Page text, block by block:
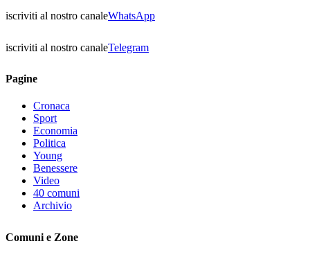
iscriviti al nostro canaleWhatsApp
iscriviti al nostro canaleTelegram
Pagine
Cronaca
Sport
Economia
Politica
Young
Benessere
Video
40 comuni
Archivio
Comuni e Zone